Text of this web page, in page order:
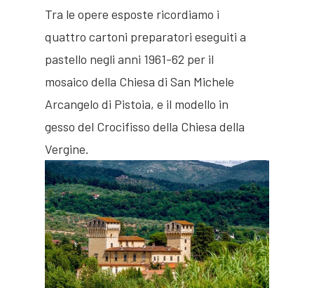
Tra le opere esposte ricordiamo i
quattro cartoni preparatori eseguiti a
pastello negli anni 1961-62 per il
mosaico della Chiesa di San Michele
Arcangelo di Pistoia, e il modello in
gesso del Crocifisso della Chiesa della
Vergine.